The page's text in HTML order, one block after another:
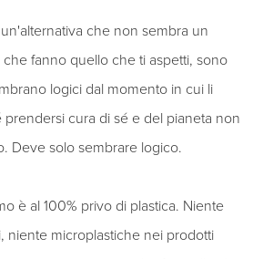
che non sembra un
fanno quello che ti aspetti, sono
logici dal momento in cui li
cura di sé e del pianeta non
Deve solo sembrare logico.
è al 100% privo di plastica. Niente
niente microplastiche nei prodotti